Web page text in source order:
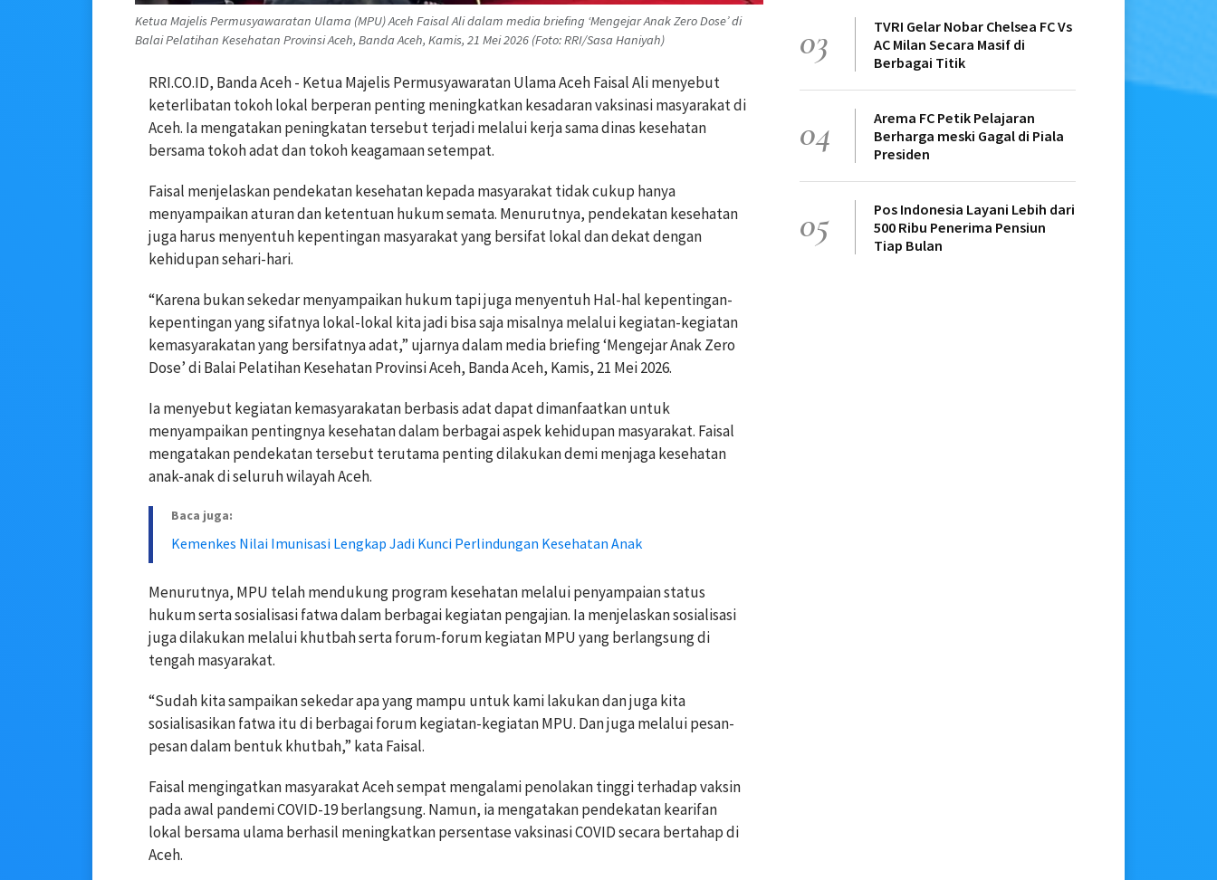
Ketua Majelis Permusyawaratan Ulama (MPU) Aceh Faisal Ali dalam media briefing ‘Mengejar Anak Zero Dose’ di
Balai Pelatihan Kesehatan Provinsi Aceh, Banda Aceh, Kamis, 21 Mei 2026 (Foto: RRI/Sasa Haniyah)
RRI.CO.ID, Banda Aceh - Ketua Majelis Permusyawaratan Ulama Aceh Faisal Ali menyebut
keterlibatan tokoh lokal berperan penting meningkatkan kesadaran vaksinasi masyarakat di
Aceh. Ia mengatakan peningkatan tersebut terjadi melalui kerja sama dinas kesehatan
bersama tokoh adat dan tokoh keagamaan setempat.
Faisal menjelaskan pendekatan kesehatan kepada masyarakat tidak cukup hanya
menyampaikan aturan dan ketentuan hukum semata. Menurutnya, pendekatan kesehatan
juga harus menyentuh kepentingan masyarakat yang bersifat lokal dan dekat dengan
kehidupan sehari-hari.
“Karena bukan sekedar menyampaikan hukum tapi juga menyentuh Hal-hal kepentingan-
kepentingan yang sifatnya lokal-lokal kita jadi bisa saja misalnya melalui kegiatan-kegiatan
kemasyarakatan yang bersifatnya adat,” ujarnya dalam media briefing ‘Mengejar Anak Zero
Dose’ di Balai Pelatihan Kesehatan Provinsi Aceh, Banda Aceh, Kamis, 21 Mei 2026.
Ia menyebut kegiatan kemasyarakatan berbasis adat dapat dimanfaatkan untuk
menyampaikan pentingnya kesehatan dalam berbagai aspek kehidupan masyarakat. Faisal
mengatakan pendekatan tersebut terutama penting dilakukan demi menjaga kesehatan
anak-anak di seluruh wilayah Aceh.
Baca juga:
Kemenkes Nilai Imunisasi Lengkap Jadi Kunci Perlindungan Kesehatan Anak
Menurutnya, MPU telah mendukung program kesehatan melalui penyampaian status
hukum serta sosialisasi fatwa dalam berbagai kegiatan pengajian. Ia menjelaskan sosialisasi
juga dilakukan melalui khutbah serta forum-forum kegiatan MPU yang berlangsung di
tengah masyarakat.
“Sudah kita sampaikan sekedar apa yang mampu untuk kami lakukan dan juga kita
sosialisasikan fatwa itu di berbagai forum kegiatan-kegiatan MPU. Dan juga melalui pesan-
pesan dalam bentuk khutbah,” kata Faisal.
Faisal mengingatkan masyarakat Aceh sempat mengalami penolakan tinggi terhadap vaksin
pada awal pandemi COVID-19 berlangsung. Namun, ia mengatakan pendekatan kearifan
lokal bersama ulama berhasil meningkatkan persentase vaksinasi COVID secara bertahap di
Aceh.
03
TVRI Gelar Nobar Chelsea FC Vs
AC Milan Secara Masif di
Berbagai Titik
04
Arema FC Petik Pelajaran
Berharga meski Gagal di Piala
Presiden
05
Pos Indonesia Layani Lebih dari
500 Ribu Penerima Pensiun
Tiap Bulan